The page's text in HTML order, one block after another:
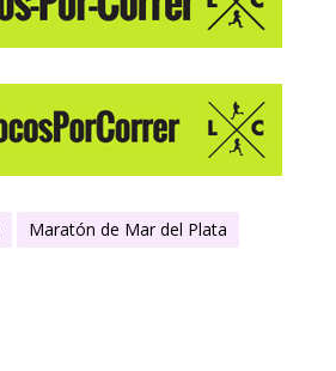
Maratón de Mar del Plata